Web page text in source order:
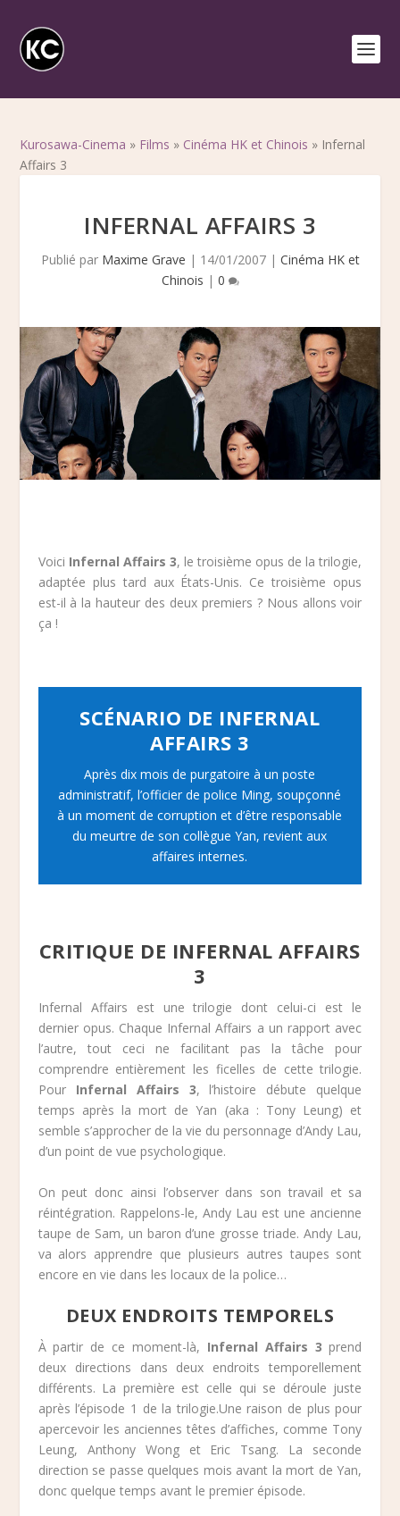
Kurosawa-Cinema » Films » Cinéma HK et Chinois » Infernal
Affairs 3
INFERNAL AFFAIRS 3
Publié par Maxime Grave | 14/01/2007| Cinéma HK et
Chinois | 0
Voici Infernal Affairs 3, le troisième opus de la trilogie,
adaptée plus tard aux États-Unis. Ce troisième opus
est-il à la hauteur des deux premiers ? Nous allons voir
ça !
SCÉNARIO DE INFERNAL
AFFAIRS 3
Après dix mois de purgatoire à un poste
administratif, l’officier de police Ming, soupçonné
à un moment de corruption et d’être responsable
du meurtre de son collègue Yan, revient aux
affaires internes.
CRITIQUE DE INFERNAL AFFAIRS
3
Infernal Affairs est une trilogie dont celui-ci est le
dernier opus. Chaque Infernal Affairs a un rapport avec
l’autre, tout ceci ne facilitant pas la tâche pour
comprendre entièrement les ficelles de cette trilogie.
Pour Infernal Affairs 3, l’histoire débute quelque
temps après la mort de Yan (aka : Tony Leung) et
semble s’approcher de la vie du personnage d’Andy Lau,
d’un point de vue psychologique.
On peut donc ainsi l’observer dans son travail et sa
réintégration. Rappelons-le, Andy Lau est une ancienne
taupe de Sam, un baron d’une grosse triade. Andy Lau,
va alors apprendre que plusieurs autres taupes sont
encore en vie dans les locaux de la police…
DEUX ENDROITS TEMPORELS
À partir de ce moment-là, Infernal Affairs 3 prend
deux directions dans deux endroits temporellement
différents. La première est celle qui se déroule juste
après l’épisode 1 de la trilogie.Une raison de plus pour
apercevoir les anciennes têtes d’affiches, comme Tony
Leung, Anthony Wong et Eric Tsang. La seconde
direction se passe quelques mois avant la mort de Yan,
donc quelque temps avant le premier épisode.